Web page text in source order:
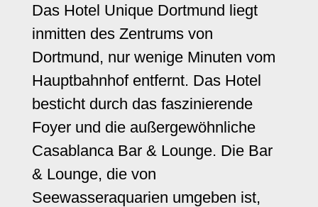
Das Hotel Unique Dortmund liegt
inmitten des Zentrums von
Dortmund, nur wenige Minuten vom
Hauptbahnhof entfernt. Das Hotel
besticht durch das faszinierende
Foyer und die außergewöhnliche
Casablanca Bar & Lounge. Die Bar
& Lounge, die von
Seewasseraquarien umgeben ist,